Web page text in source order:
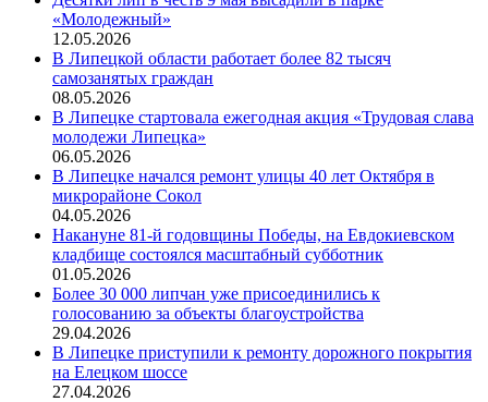
«Молодежный»
12.05.2026
В Липецкой области работает более 82 тысяч
самозанятых граждан
08.05.2026
В Липецке стартовала ежегодная акция «Трудовая слава
молодежи Липецка»
06.05.2026
В Липецке начался ремонт улицы 40 лет Октября в
микрорайоне Сокол
04.05.2026
Накануне 81-й годовщины Победы, на Евдокиевском
кладбище состоялся масштабный субботник
01.05.2026
Более 30 000 липчан уже присоединились к
голосованию за объекты благоустройства
29.04.2026
В Липецке приступили к ремонту дорожного покрытия
на Елецком шоссе
27.04.2026